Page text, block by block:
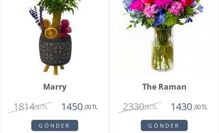
Marry
1814,00 TL 1450 ,00 TL
GÖNDER
The Raman
2330,00 TL 1430 ,00 TL
GÖNDER